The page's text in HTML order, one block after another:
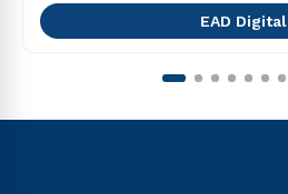
EAD Digital